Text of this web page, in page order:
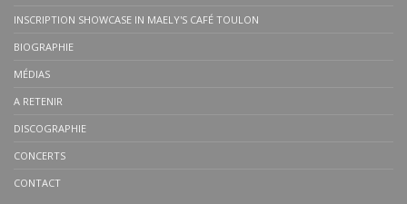
INSCRIPTION SHOWCASE IN MAELY'S CAFÉ TOULON
BIOGRAPHIE
MÉDIAS
A RETENIR
DISCOGRAPHIE
CONCERTS
CONTACT